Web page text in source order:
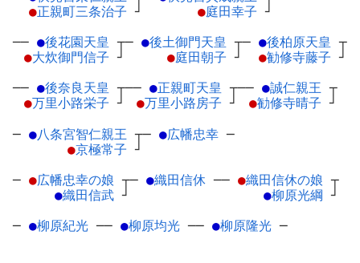
●正親町三条治子 ┘
●庭田幸子 ┘
── ●後花園天皇 ┬
●大炊御門信子 ┘
─ ●後土御門天皇 ┬
●庭田朝子 ┘
─ ●後柏原天皇 ┬
●勧修寺藤子 ┘
── ●後奈良天皇 ┬
●万里小路栄子 ┘
── ●正親町天皇 ┬
●万里小路房子 ┘
── ●誠仁親王 ┬
●勧修寺晴子 ┘
─ ●八条宮智仁親王 ┬
●京極常子 ┘
─ ●広幡忠幸 ─
─ ●広幡忠幸の娘 ┬
●織田信武 ┘
─ ●織田信休 ── ●織田信休の娘 ┬
●柳原光綱 ┘
─ ●柳原紀光 ── ●柳原均光 ── ●柳原隆光 ─